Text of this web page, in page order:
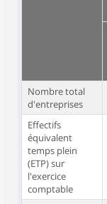
Nombre total
d'entreprises
Effectifs
équivalent
temps plein
(ETP) sur
l'exercice
comptable